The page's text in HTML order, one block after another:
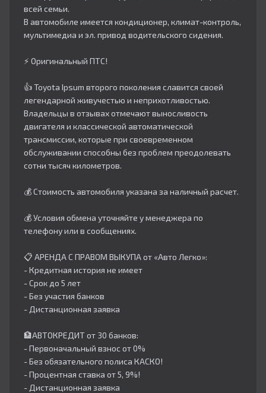
всей семьи.
В автомобиле имеется кондиционер, климат-контроль,
мультимедиа и эл. привод водительского сидения.
⚡ Оригинальный ПТС!
👍 Toyota Ipsum второго поколения славится своей
легендарной живучестью и неприхотливостью.
Владельцы в отзывах отмечают выносливость
двигателя и классической автоматической
трансмиссии, которые при своевременном
обслуживании способны без проблем преодолевать
сотни тысяч километров.
💰 Стоимость автомобиля указана за наличный расчет.
💰 Условия обмена уточняйте у менеджера по
телефону или в сообщениях.
📋 АРЕНДА С ПРАВОМ ВЫКУПА от «Авто Легко»:
- Кредитная история не имеет
- Срок до 5 лет
- Без участия банков
- Дистанционная заявка
🏦АВТОКРЕДИТ от 30 банков:
- Первоначальный взнос от 0%
- Без обязательного полиса КАСКО!
- Процентная ставка от 5, 9%!
- Дистанционная заявка